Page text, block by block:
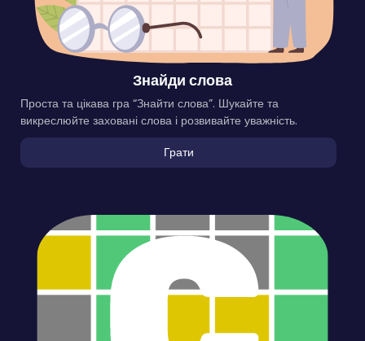
Знайди слова
Проста та цікава гра “Знайти слова”. Шукайте та
викреслюйте заховані слова і розвивайте уважність.
Грати